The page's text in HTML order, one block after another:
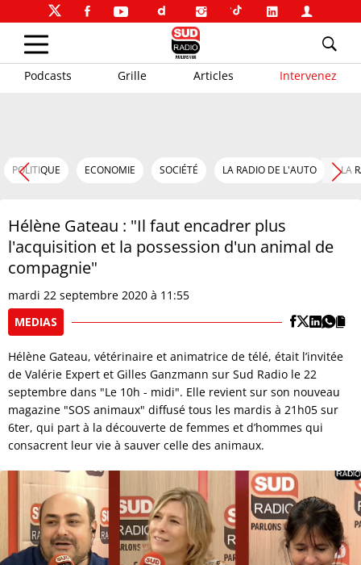
Podcasts Grille Articles Intervenez
POLITIQUE ECONOMIE SOCIÉTÉ LA RADIO DE L'AUTO LA
Hélène Gateau : "Il faut encadrer plus
l'acquisition et la possession d'un animal de
compagnie"
mardi 22 septembre 2020 à 11:55
MEDIAS
Hélène Gateau, vétérinaire et animatrice de télé, était l’invitée
de Valérie Expert et Gilles Ganzmann sur Sud Radio le 22
septembre dans "Le 10h - midi". Elle revient sur son nouveau
magazine "SOS animaux" diffusé tous les mardis à 21h05 sur
6ter, qui part à la découverte de femmes et d’hommes qui
consacrent leur vie à sauver celle des animaux.